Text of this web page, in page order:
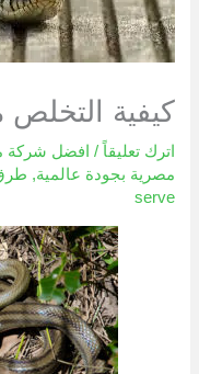
كيفية التخلص
اترك تعليقاً / افضل شركة
مصرية بجودة عالمية,
serve